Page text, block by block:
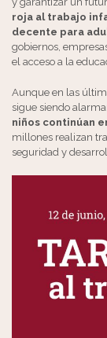
roja al trabajo
decente para
gobiernos,
el acceso a la
Aunque en las
sigue siendo
niños continúan
millones realizan
seguridad y